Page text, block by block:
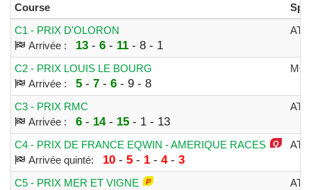
Course
C1 - PRIX D'OLORON
Arrivée :
13- 6- 11 - 8 - 1
C2 - PRIX LOUIS LE BOURG
Arrivée :
5- 7- 6- 9 - 8
C3 - PRIX RMC
Arrivée :
6- 14- 15- 1 - 13
C4 - PRIX DE FRANCE EQWIN - AMERIQUE RACES
Arrivée quinté:
10- 5- 1 - 4- 3
C5 - PRIX MER ET VIGNE